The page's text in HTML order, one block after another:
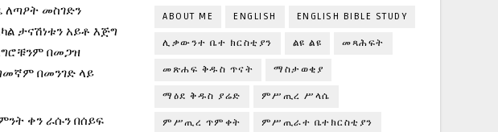
ለጣዖት መስገድን
ታናሽነቱን አይቶ እጅግ
በመጋዝ
በመንገድ ላይ
ቀን ራሱን በሰይፍ
ABOUT ME ENGLISH ENGLISH BIBLE STUDY
ሊቃውንተ ቤተ ክርስቲያን ልዩ ልዩ መጻሕፍት
መጽሐፍ ቅዱስ ጥናት ማስታወቂያ
ማዕደ ቅዱስ ያሬድ ምሥጢረ ሥላሴ
ምሥጢረ ጥምቀት ምሥጢራተ ቤተክርስቲያን